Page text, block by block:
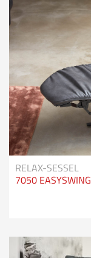
RELAX-SESSEL
7050 EASYSWING